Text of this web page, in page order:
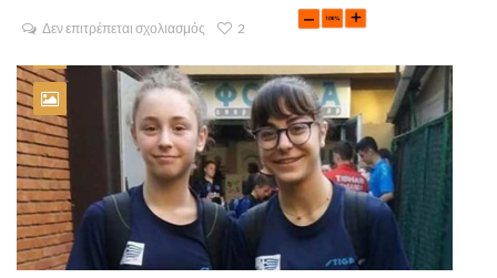
Δεν επιτρέπεται σχολιασμός 2